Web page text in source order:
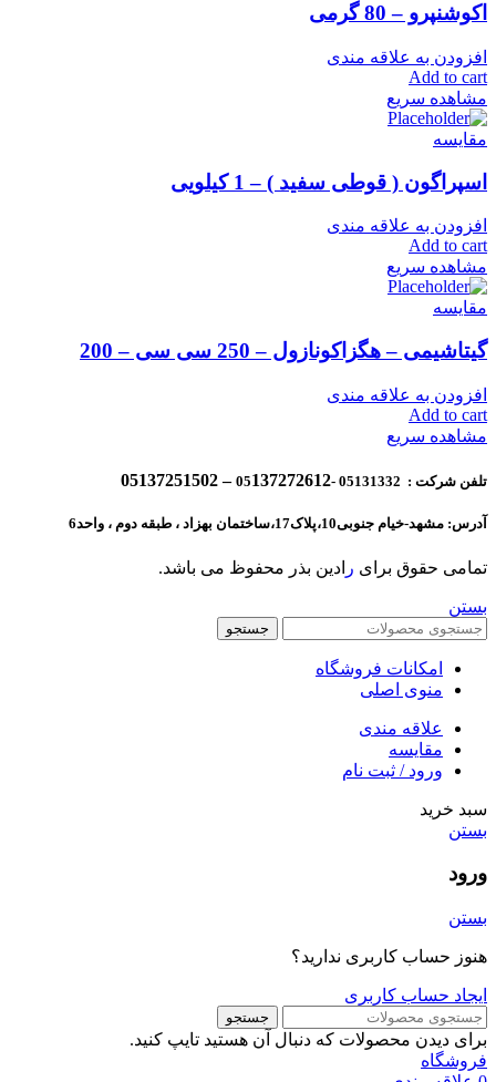
اکوشنپرو – 80 گرمی
افزودن به علاقه مندی
Add to cart
مشاهده سریع
مقایسه
اسپراگون ( قوطی سفید ) – 1 کیلویی
افزودن به علاقه مندی
Add to cart
مشاهده سریع
مقایسه
گیتاشیمی – هگزاکونازول – 250 سی سی – 200
افزودن به علاقه مندی
Add to cart
مشاهده سریع
تلفن شرکت : 05131332 -05 137272612 – 05137251502
آدرس: مشهد-خیام جنوبی10،پلاک17،ساختمان بهزاد ، طبقه دوم ، واحد6
تمامی حقوق برای ر ادین بذر محفوظ می باشد.
بستن
جستجو
امکانات فروشگاه
منوی اصلی
علاقه مندی
مقایسه
ورود / ثبت نام
سبد خرید
بستن
ورود
بستن
هنوز حساب کاربری ندارید؟
ایجاد حساب کاربری
جستجو
برای دیدن محصولات که دنبال آن هستید تایپ کنید.
فروشگاه